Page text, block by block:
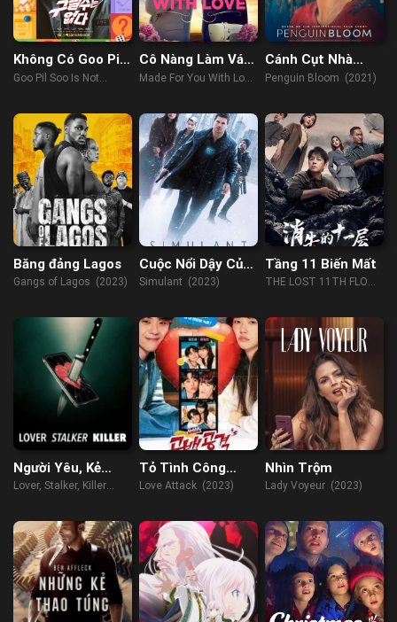
Không Có Goo Pil
Soo
Goo Pil Soo Is Not
Cô Nàng Làm Váy
Cưới
Made For You With Love
Cánh Cụt Nhà
Bloom
Penguin Bloom (2021)
Băng đảng Lagos
Gangs of Lagos (2023)
Cuộc Nổi Dậy Của
AI
Simulant (2023)
Tầng 11 Biến Mất
THE LOST 11TH FLOOR
Người Yêu, Kẻ
Rình Mò, Sát Nhân
Lover, Stalker, Killer
Tỏ Tình Công
Lược
Love Attack (2023)
Nhìn Trộm
Lady Voyeur (2023)